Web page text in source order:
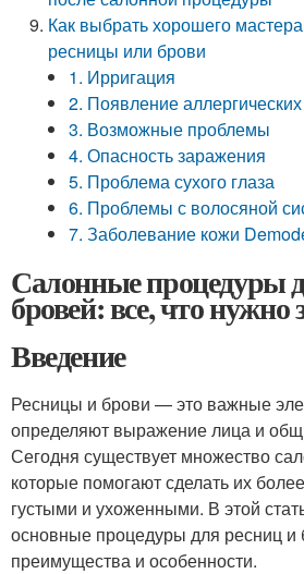
Как выбрать хорошего
ресницы или брови
1. Ирригация
2. Появление
3. Возможные проблемы
4. Опасность заражения
5. Проблема сухого глаза
6. Проблемы с волосяной
7. Заболевание кожи
Салонные процедуры
бровей: все, что нужно
Введение
Ресницы и брови — это важные
определяют выражение лица и
Сегодня существует множество
которые помогают сделать их
густыми и ухоженными. В этой
основные процедуры для ресниц и
преимущества и особенности.